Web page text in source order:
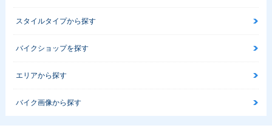
スタイルタイプから探す
バイクショップを探す
エリアから探す
バイク画像から探す